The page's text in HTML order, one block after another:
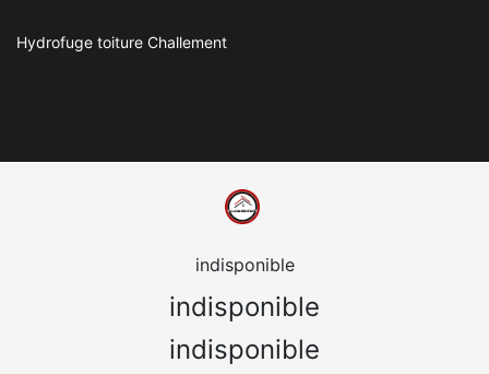
Hydrofuge toiture Challement
indisponible
indisponible
indisponible